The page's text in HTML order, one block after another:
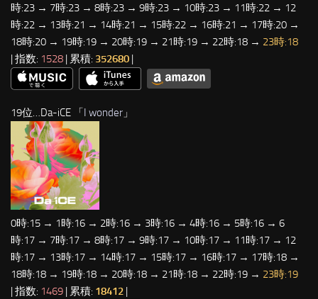
時:23 → 7時:23 → 8時:23 → 9時:23 → 10時:23 → 11時:22 → 12
時:22 → 13時:21 → 14時:21 → 15時:22 → 16時:21 → 17時:20 →
18時:20 → 19時:19 → 20時:19 → 21時:19 → 22時:18 → 23時:18
| 指数: 1528 | 累積: 352680 |
19位…Da-iCE 「I wonder 」
0時:15 → 1時:16 → 2時:16 → 3時:16 → 4時:16 → 5時:16 → 6
時:17 → 7時:17 → 8時:17 → 9時:17 → 10時:17 → 11時:17 → 12
時:17 → 13時:17 → 14時:17 → 15時:17 → 16時:17 → 17時:18 →
18時:18 → 19時:18 → 20時:18 → 21時:18 → 22時:19 → 23時:19
| 指数: 1469 | 累積: 18412 |